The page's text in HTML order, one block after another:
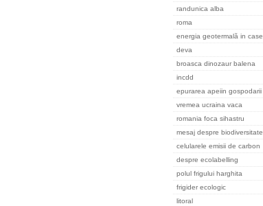
randunica alba
roma
energia geotermală in case
deva
broasca dinozaur balena
incdd
epurarea apeiin gospodarii
vremea ucraina vaca
romania foca sihastru
mesaj despre biodiversitate
celularele emisii de carbon
despre ecolabelling
polul frigului harghita
frigider ecologic
litoral